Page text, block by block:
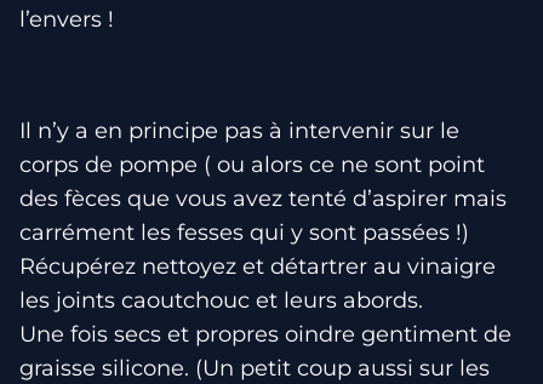
l’envers !
Il n’y a en principe pas à intervenir sur le
corps de pompe ( ou alors ce ne sont point
des fèces que vous avez tenté d’aspirer mais
carrément les fesses qui y sont passées !)
Récupérez nettoyez et détartrer au vinaigre
les joints caoutchouc et leurs abords.
Une fois secs et propres oindre gentiment de
graisse silicone. (Un petit coup aussi sur les